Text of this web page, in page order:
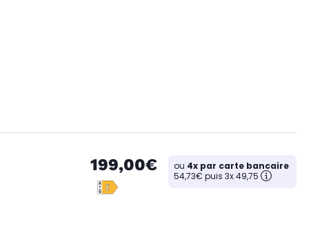
199,00€ ou 4x par carte bancaire
54,73€ puis 3x 49,75